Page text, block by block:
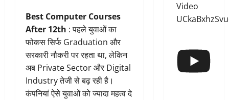
Best Computer Courses
After 12th : पहले युवाओं का
फोकस सिर्फ Graduation और
सरकारी नौकरी पर रहता था, लेकिन
अब Private Sector और Digital
Industry तेजी से बढ़ रही है।
कंपनियां ऐसे युवाओं को ज्यादा महत्व दे
Video